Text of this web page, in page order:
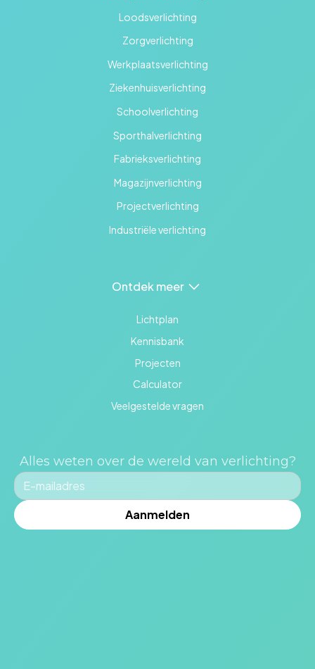
Loodsverlichting
Zorgverlichting
Werkplaatsverlichting
Ziekenhuisverlichting
Schoolverlichting
Sporthalverlichting
Fabrieksverlichting
Magazijnverlichting
Projectverlichting
Industriële verlichting
Ontdek meer
Lichtplan
Kennisbank
Projecten
Calculator
Veelgestelde vragen
Alles weten over de wereld van verlichting?